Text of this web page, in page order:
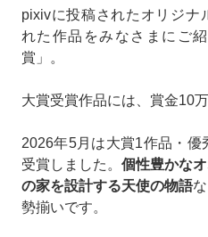
pixivに投稿されたオリジナ
れた作品をみなさまにご
賞」。
大賞受賞作品には、賞金10
2026年5月は大賞1作品・
受賞しました。 個性豊かな
の家を設計する天使の物語
勢揃いです。